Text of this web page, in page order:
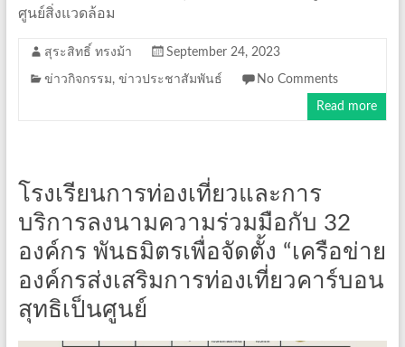
ศูนย์สิ่งแวดล้อม
สุระสิทธิ์ ทรงม้า September 24, 2023
ข่าวกิจกรรม, ข่าวประชาสัมพันธ์ No Comments
Read more
โรงเรียนการท่องเที่ยวและการ
บริการลงนามความร่วมมือกับ 32
องค์กร พันธมิตรเพื่อจัดตั้ง “เครือข่าย
องค์กรส่งเสริมการท่องเที่ยวคาร์บอน
สุทธิเป็นศูนย์